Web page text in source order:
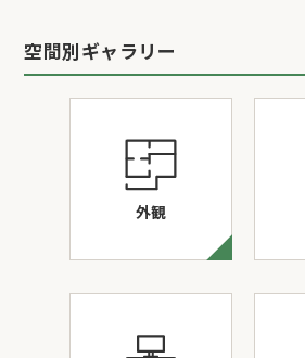
空間別ギャラリー
外観